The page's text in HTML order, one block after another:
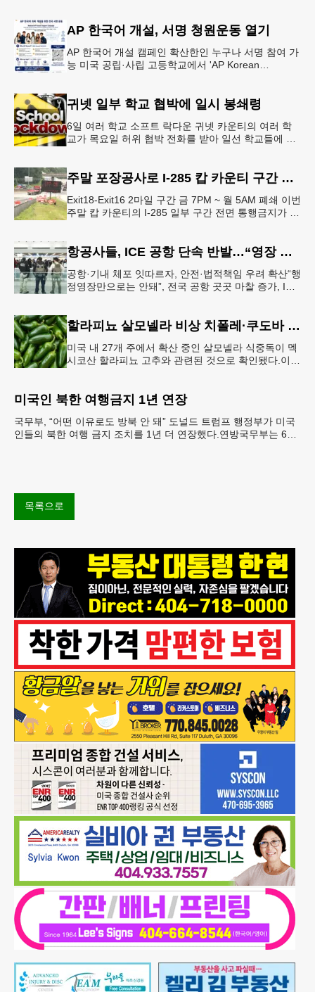
AP 한국어 개설, 서명 청원운동 열기
AP 한국어 개설 캠페인 확산한인 누구나 서명 참여 가
능 미국 공립·사립 고등학교에서 'AP Korean
귀넷 일부 학교 협박에 일시 봉쇄령
6일 여러 학교 소프트 락다운 귀넷 카운티의 여러 학
교가 목요일 허위 협박 전화를 받아 일선 학교들에 일
주말 포장공사로 I-285 캅 카운티 구간 통행금지
Exit18-Exit16 2마일 구간 금 7PM ~ 월 5AM 폐쇄 이번
주말 캅 카운티의 I-285 일부 구간 전면 통행금지가 시
항공사들, ICE 공항 단속 반발…“영장 없인 협조 불가”
공항·기내 체포 잇따르자, 안전·법적책임 우려 확산“행
정영장만으로는 안돼”, 전국 공항 곳곳 마찰 증가, ICE
할라피뇨 살모넬라 비상 치폴레·쿠도바 긴급 회수
미국 내 27개 주에서 확산 중인 살모넬라 식중독이 멕
시코산 할라피뇨 고추와 관련된 것으로 확인됐다.이에
미국인 북한 여행금지 1년 연장
국무부, “어떤 이유로도 방북 안 돼” 도널드 트럼프 행정부가 미국
인들의 북한 여행 금지 조치를 1년 더 연장했다.연방국무부는 6일
목록으로